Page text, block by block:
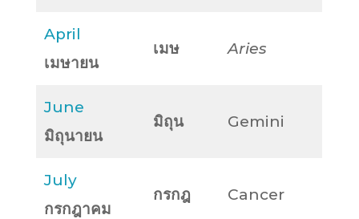
April
เมษายน
เมษ Aries
June
มิถุนายน
มิถุน Gemini
July
กรกฎาคม
กรกฎ Cancer